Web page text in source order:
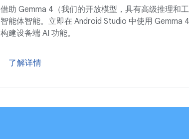
借助 Gemma 4（我们的开放模型，具有高级推理和
智能体智能。立即在 Android Studio 中使用 Gemma
构建设备端 AI 功能。
了解详情